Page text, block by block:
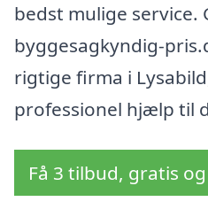
bedst mulige service.
byggesagkyndig-
rigtige firma i
professionel hjælp til
Få 3 tilbud, gratis